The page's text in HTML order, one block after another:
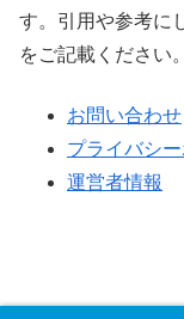
す。引用や参考に
をご記載ください。
お問い合わせ
プライバシ
運営者情報